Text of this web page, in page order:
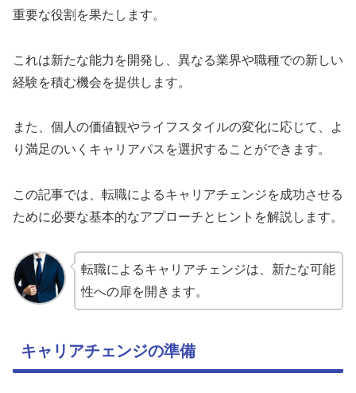
重要な役割を果たします。
これは新たな能力を開発し、異なる業界や職種での新しい
経験を積む機会を提供します。
また、個人の価値観やライフスタイルの変化に応じて、よ
り満足のいくキャリアパスを選択することができます。
この記事では、転職によるキャリアチェンジを成功させる
ために必要な基本的なアプローチとヒントを解説します。
転職によるキャリアチェンジは、新たな可能
性への扉を開きます。
キャリアチェンジの準備